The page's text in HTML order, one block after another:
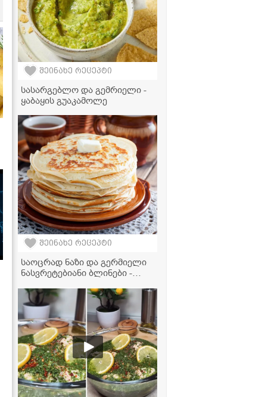
შეინახე რეცეპტი
სასარგებლო და გემრიელი -
ყაბაყის გუაკამოლე
შეინახე რეცეპტი
საოცრად ნაზი და გერმიელი
ნასვრეტებიანი ბლინები -